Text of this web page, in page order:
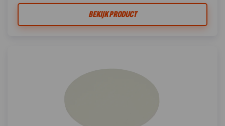
BEKIJK PRODUCT